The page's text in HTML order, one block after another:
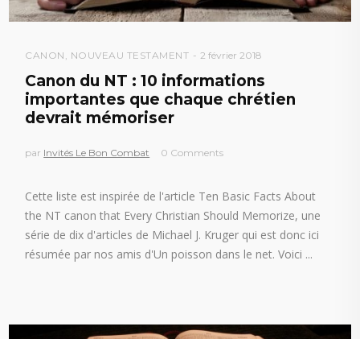
CANON , NOUVEAU TESTAMENT 2 février 2018
Canon du NT : 10 informations
importantes que chaque chrétien
devrait mémoriser
par Invités Le Bon Combat 0 Comments
Cette liste est inspirée de l'article Ten Basic Facts About
the NT canon that Every Christian Should Memorize, une
série de dix d'articles de Michael J. Kruger qui est donc ici
résumée par nos amis d'Un poisson dans le net. Voici